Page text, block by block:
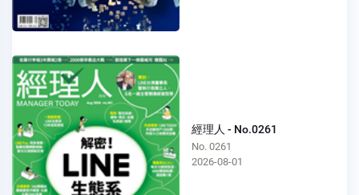
經理人 - No.0261
No. 0261
2026-08-01